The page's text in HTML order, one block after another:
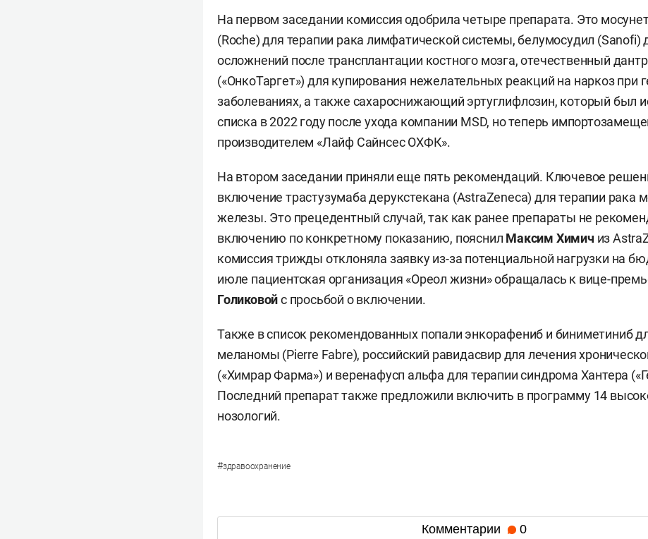
На первом заседании комиссия одобрила четыре препарата. Это
(Roche) для терапии рака лимфатической системы, белумосудил (Sanofi)
осложнений после трансплантации костного мозга, отечественный
(«ОнкоТаргет») для купирования нежелательных реакций на наркоз при
заболеваниях, а также сахароснижающий эртуглифлозин, который был
списка в 2022 году после ухода компании MSD, но теперь
производителем «Лайф Сайнсес ОХФК».
На втором заседании приняли еще пять рекомендаций. Ключевое
включение трастузумаба дерукстекана (AstraZeneca) для терапии рака
железы. Это прецедентный случай, так как ранее препараты не
включению по конкретному показанию, пояснил Максим Химич из
комиссия трижды отклоняла заявку из-за потенциальной нагрузки на
июле пациентская организация «Ореол жизни» обращалась к вице-
Голиковойс просьбой о включении.
Также в список рекомендованных попали энкорафениб и биниметиниб
меланомы (Pierre Fabre), российский равидасвир для лечения
(«Химрар Фарма») и веренафусп альфа для терапии синдрома Хантера
Последний препарат также предложили включить в программу 14
нозологий.
#здравоохранение
Комментарии 0